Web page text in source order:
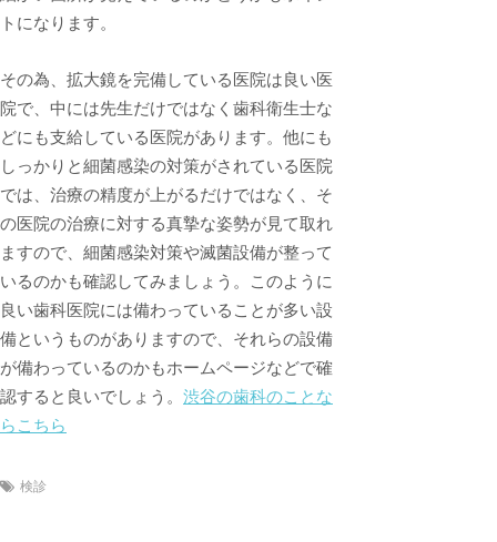
トになります。
その為、拡大鏡を完備している医院は良い医
院で、中には先生だけではなく歯科衛生士な
どにも支給している医院があります。他にも
しっかりと細菌感染の対策がされている医院
では、治療の精度が上がるだけではなく、そ
の医院の治療に対する真摯な姿勢が見て取れ
ますので、細菌感染対策や滅菌設備が整って
いるのかも確認してみましょう。このように
良い歯科医院には備わっていることが多い設
備というものがありますので、それらの設備
が備わっているのかもホームページなどで確
認すると良いでしょう。 渋谷の歯科のことな
らこちら
検診